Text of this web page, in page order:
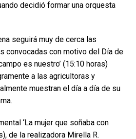
decidió formar una orquesta
seguirá muy de cerca las
convocadas con motivo del Día de
es nuestro’ (15:10 horas)
a las agricultoras y
muestran el día a día de su
‘La mujer que soñaba con
de la realizadora Mirella R.